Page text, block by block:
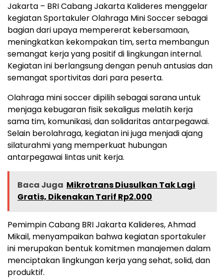
Jakarta – BRI Cabang Jakarta Kalideres menggelar
kegiatan Sportakuler Olahraga Mini Soccer sebagai
bagian dari upaya mempererat kebersamaan,
meningkatkan kekompakan tim, serta membangun
semangat kerja yang positif di lingkungan internal.
Kegiatan ini berlangsung dengan penuh antusias dan
semangat sportivitas dari para peserta.
Olahraga mini soccer dipilih sebagai sarana untuk
menjaga kebugaran fisik sekaligus melatih kerja
sama tim, komunikasi, dan solidaritas antarpegawai.
Selain berolahraga, kegiatan ini juga menjadi ajang
silaturahmi yang memperkuat hubungan
antarpegawai lintas unit kerja.
Baca Juga Mikrotrans Diusulkan Tak Lagi
Gratis, Dikenakan Tarif Rp2.000
Pemimpin Cabang BRI Jakarta Kalideres, Ahmad
Mikail, menyampaikan bahwa kegiatan sportakuler
ini merupakan bentuk komitmen manajemen dalam
menciptakan lingkungan kerja yang sehat, solid, dan
produktif.